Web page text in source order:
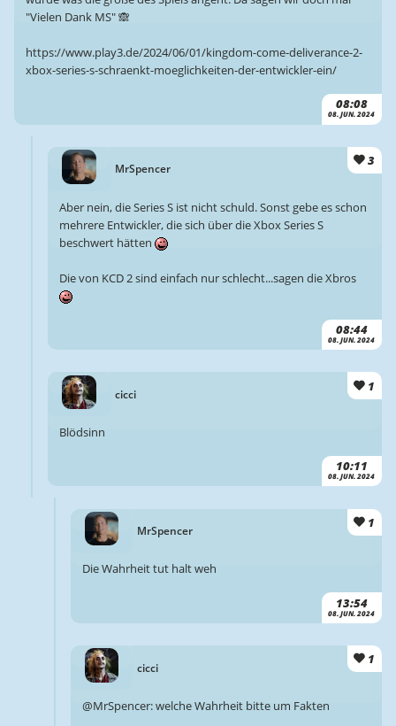
08:08
08. JUN. 2024
"Vielen Dank MS" 🙈
https://www.play3.de/2024/06/01/kingdom-come-deliverance-2-
xbox-series-s-schraenkt-moeglichkeiten-der-entwickler-ein/
MrSpencer
3
08:44
08. JUN. 2024
Aber nein, die Series S ist nicht schuld. Sonst gebe es schon
mehrere Entwickler, die sich über die Xbox Series S
beschwert hätten
Die von KCD 2 sind einfach nur schlecht...sagen die Xbros
cicci
1
10:11
08. JUN. 2024
Blödsinn
MrSpencer
1
13:54
08. JUN. 2024
Die Wahrheit tut halt weh
cicci
1
@MrSpencer: welche Wahrheit bitte um Fakten